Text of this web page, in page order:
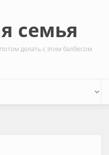
семья
делать с этим балбесом.